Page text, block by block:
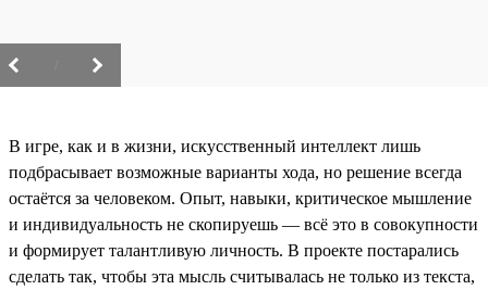
В игре, как и в жизни, искусственный интеллект лишь
подбрасывает возможные варианты хода, но решение всегда
остаётся за человеком. Опыт, навыки, критическое мышление
и индивидуальность не скопируешь — всё это в совокупности
и формирует талантливую личность. В проекте постарались
сделать так, чтобы эта мысль считывалась не только из текста,